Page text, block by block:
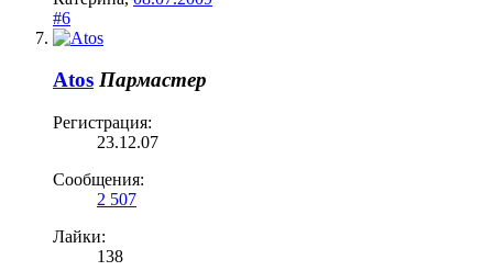
#6
Atos Пармастер
Регистрация:
23.12.07
Сообщения:
2 507
Лайки:
138